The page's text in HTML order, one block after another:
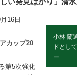
小林 蘭
ドとし
ー
16日
カップ20
第5次強化